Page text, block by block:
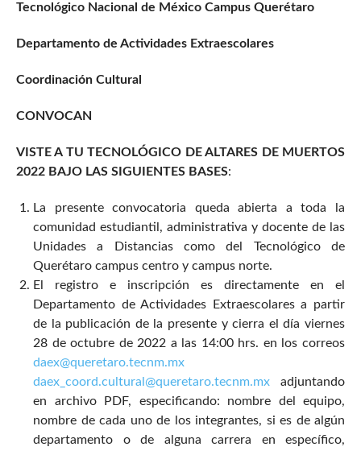
Tecnológico Nacional de México Campus Querétaro
Departamento de Actividades Extraescolares
Coordinación Cultural
CONVOCAN
VISTE A TU TECNOLÓGICO DE ALTARES DE MUERTOS
2022 BAJO LAS SIGUIENTES BASES:
La presente convocatoria queda abierta a toda la
comunidad estudiantil, administrativa y docente de las
Unidades a Distancias como del Tecnológico de
Querétaro campus centro y campus norte.
El registro e inscripción es directamente en el
Departamento de Actividades Extraescolares a partir
de la publicación de la presente y cierra el día viernes
28 de octubre de 2022 a las 14:00 hrs. en los correos
daex@queretaro.tecnm.mx
daex_coord.cultural@queretaro.tecnm.mx adjuntando
en archivo PDF, especificando: nombre del equipo,
nombre de cada uno de los integrantes, si es de algún
departamento o de alguna carrera en específico,